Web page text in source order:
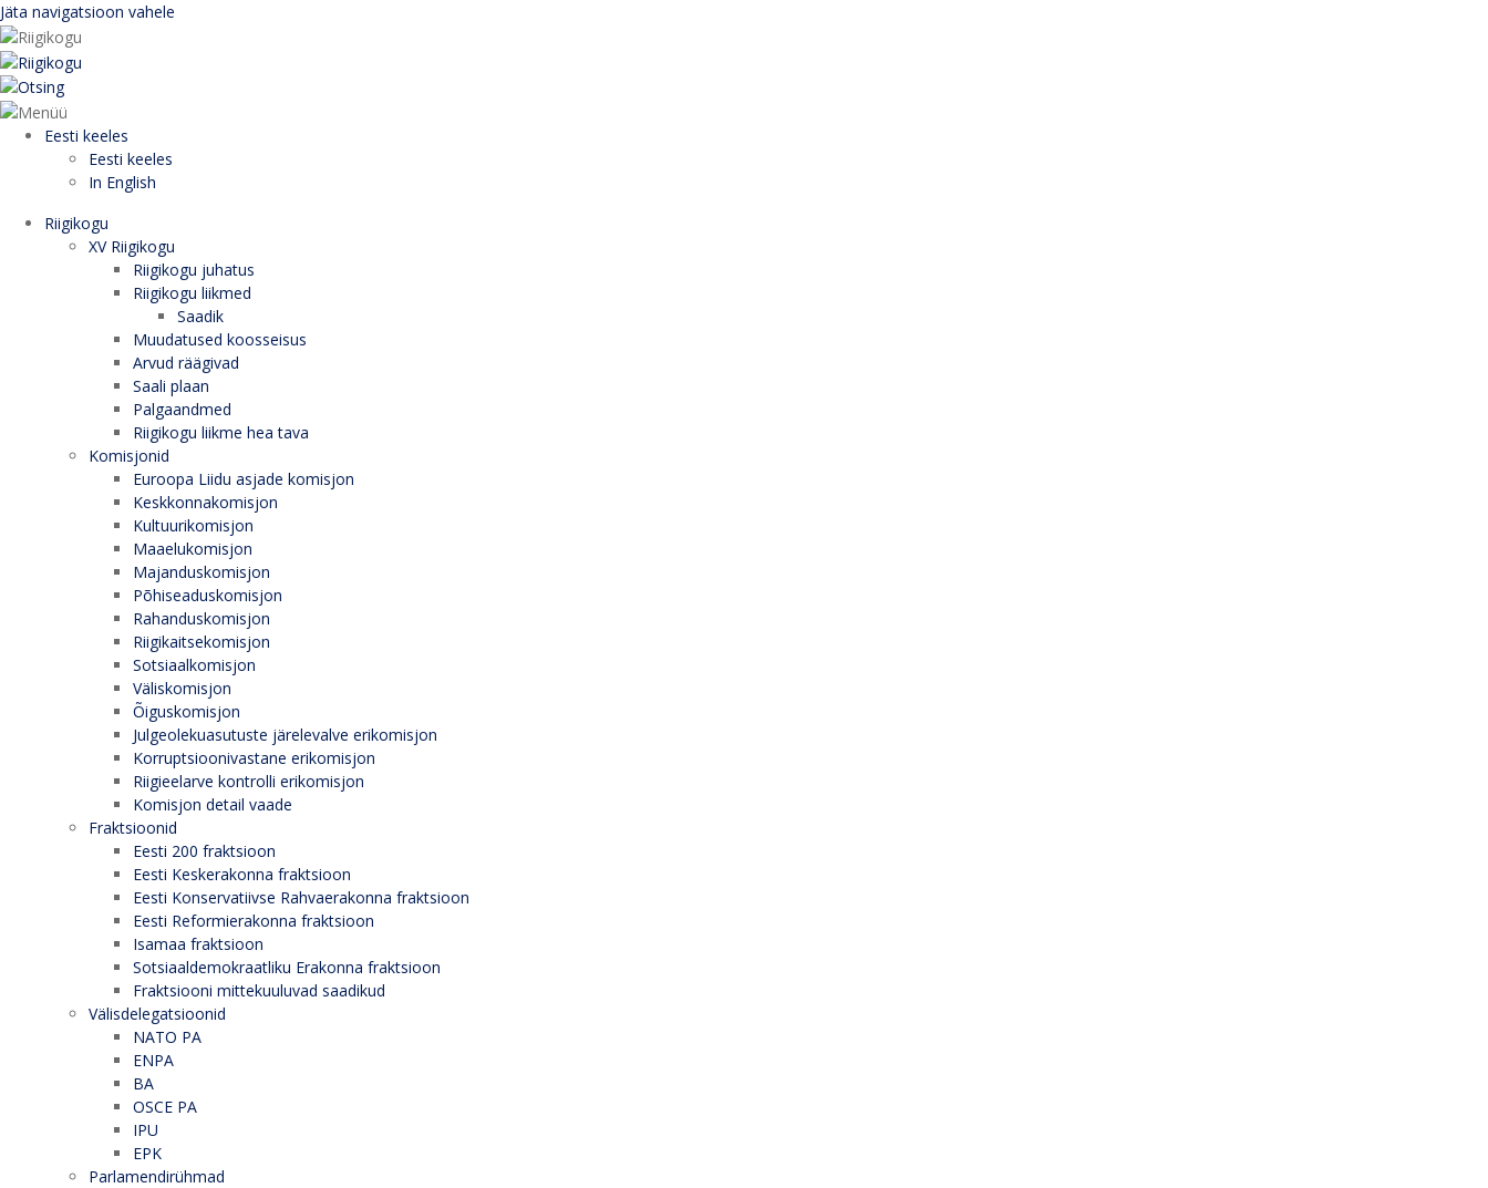
Jäta navigatsioon vahele
Eesti keeles
Eesti keeles
In English
Riigikogu
XV Riigikogu
Riigikogu juhatus
Riigikogu liikmed
Saadik
Muudatused koosseisus
Arvud räägivad
Saali plaan
Palgaandmed
Riigikogu liikme hea tava
Komisjonid
Euroopa Liidu asjade komisjon
Keskkonnakomisjon
Kultuurikomisjon
Maaelukomisjon
Majanduskomisjon
Põhiseaduskomisjon
Rahanduskomisjon
Riigikaitsekomisjon
Sotsiaalkomisjon
Väliskomisjon
Õiguskomisjon
Julgeolekuasutuste järelevalve erikomisjon
Korruptsioonivastane erikomisjon
Riigieelarve kontrolli erikomisjon
Komisjon detail vaade
Fraktsioonid
Eesti 200 fraktsioon
Eesti Keskerakonna fraktsioon
Eesti Konservatiivse Rahvaerakonna fraktsioon
Eesti Reformierakonna fraktsioon
Isamaa fraktsioon
Sotsiaaldemokraatliku Erakonna fraktsioon
Fraktsiooni mittekuuluvad saadikud
Välisdelegatsioonid
NATO PA
ENPA
BA
OSCE PA
IPU
EPK
Parlamendirühmad